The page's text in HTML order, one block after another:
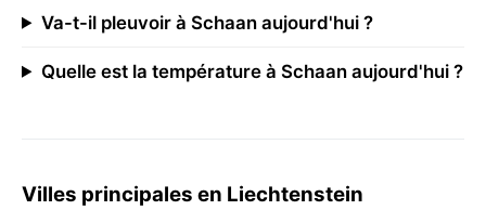
Va-t-il pleuvoir à Schaan aujourd'hui ?
Quelle est la température à Schaan aujourd'hui ?
Villes principales en Liechtenstein